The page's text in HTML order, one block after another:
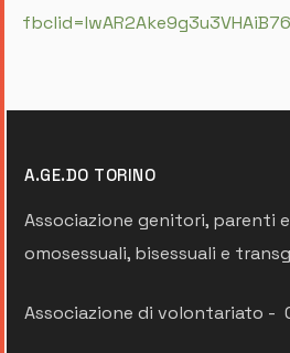
A.GE.DO TORINO
Associazione genitori, parenti
omosessuali, bisessuali e
Associazione di volontariato -